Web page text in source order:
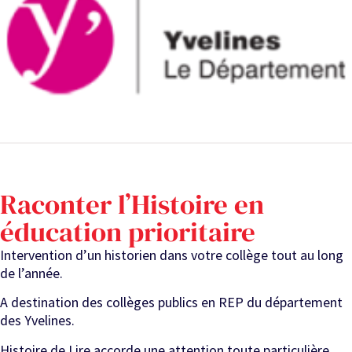
Raconter l’Histoire en
éducation prioritaire
Intervention d’un historien dans votre collège tout au long
de l’année.
A destination des collèges publics en REP du département
des Yvelines.